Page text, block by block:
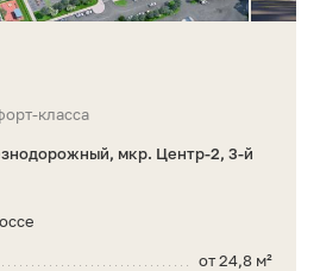
класса
мкр. Центр-2, 3-й
от 24,8 м²